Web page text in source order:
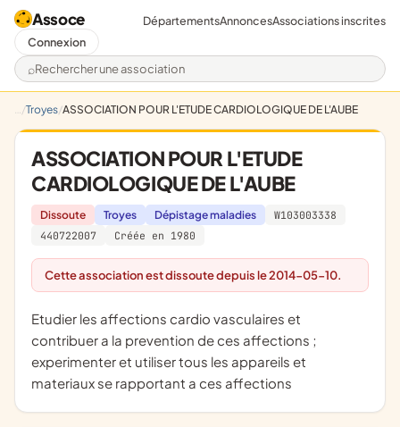
Assoce
Rechercher une association
DépartementsAnnoncesAssociations inscrites
Connexion
Troyes ASSOCIATION POUR L'ETUDE CARDIOLOGIQUE DE L'AUBE
ASSOCIATION POUR L'ETUDE
CARDIOLOGIQUE DE L'AUBE
Dissoute Troyes Dépistage maladies
W103003338
440722007
Créée en 1980
Cette association est dissoute depuis le 2014-05-10.
etudier les affections cardio vasculaires et
contribuer a la prevention de ces affections ;
experimenter et utiliser tous les appareils et
materiaux se rapportant a ces affections